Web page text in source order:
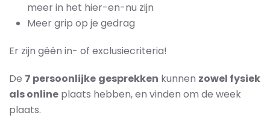
meer in het hier-en-nu zijn
Meer grip op je gedrag
Er zijn géén in- of exclusiecriteria!
De 7 persoonlijke gesprekken kunnen zowel fysiek
als online plaats hebben, en vinden om de week
plaats.